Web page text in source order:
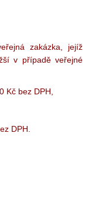
zakázka, jejíž
v případě veřejné
Kč bez DPH,
DPH.